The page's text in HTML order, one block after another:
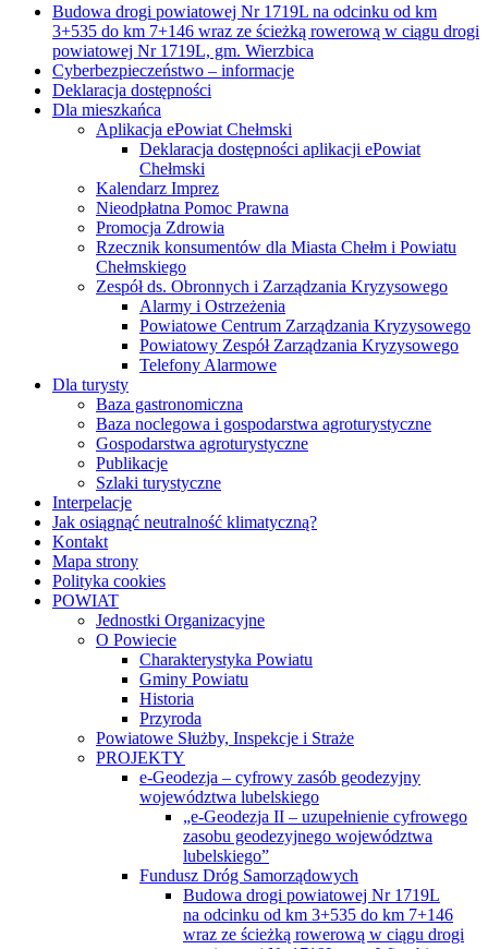
Budowa drogi powiatowej Nr 1719L na odcinku od km
3+535 do km 7+146 wraz ze ścieżką rowerową w ciągu drogi
powiatowej Nr 1719L, gm. Wierzbica
Cyberbezpieczeństwo – informacje
Deklaracja dostępności
Dla mieszkańca
Aplikacja ePowiat Chełmski
Deklaracja dostępności aplikacji ePowiat
Chełmski
Kalendarz Imprez
Nieodpłatna Pomoc Prawna
Promocja Zdrowia
Rzecznik konsumentów dla Miasta Chełm i Powiatu
Chełmskiego
Zespół ds. Obronnych i Zarządzania Kryzysowego
Alarmy i Ostrzeżenia
Powiatowe Centrum Zarządzania Kryzysowego
Powiatowy Zespół Zarządzania Kryzysowego
Telefony Alarmowe
Dla turysty
Baza gastronomiczna
Baza noclegowa i gospodarstwa agroturystyczne
Gospodarstwa agroturystyczne
Publikacje
Szlaki turystyczne
Interpelacje
Jak osiągnąć neutralność klimatyczną?
Kontakt
Mapa strony
Polityka cookies
POWIAT
Jednostki Organizacyjne
O Powiecie
Charakterystyka Powiatu
Gminy Powiatu
Historia
Przyroda
Powiatowe Służby, Inspekcje i Straże
PROJEKTY
e-Geodezja – cyfrowy zasób geodezyjny
województwa lubelskiego
„e-Geodezja II – uzupełnienie cyfrowego
zasobu geodezyjnego województwa
lubelskiego”
Fundusz Dróg Samorządowych
Budowa drogi powiatowej Nr 1719L
na odcinku od km 3+535 do km 7+146
wraz ze ścieżką rowerową w ciągu drogi